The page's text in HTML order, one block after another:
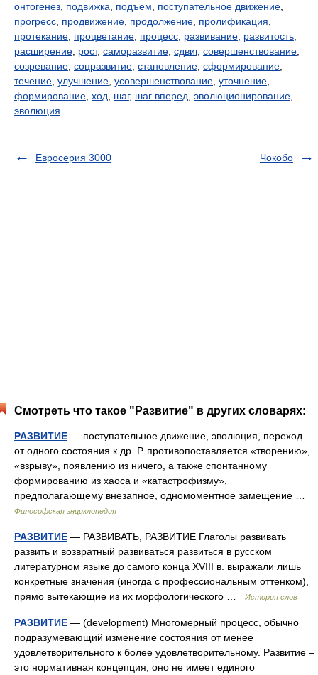
онтогенез подвижка подъем поступательное движение
прогресс продвижение продолжение пролификация
протекание процветание процесс развивание развитость
расширение рост, саморазвитие сдвиг, совершенствование
созревание соцразвитие становление сформирование
течение улучшение усовершенствование уточнение
формирование ход шаг, шаг вперед эволюционирование
эволюция
Евросерия 3000 Чокобо
Смотреть что такое "Развитие" в других словарях:
РАЗВИТИЕ — поступательное движение, эволюция, переход
от одного состояния к др. Р. противопоставляется «творению»,
«взрыву», появлению из ничего, а также спонтанному
формированию из хаоса и «катастрофизму»,
предполагающему внезапное, одномоментное замещение …
Философская энциклопедия
РАЗВИТИЕ — РАЗВИВАТЬ, РАЗВИТИЕ Глаголы развивать
развить и возвратный развиваться развиться в русском
литературном языке до самого конца XVIII в. выражали лишь
конкретные значения (иногда с профессиональным оттенком),
прямо вытекающие из их морфологического …
История слов
РАЗВИТИЕ — (development) Многомерный процесс, обычно
подразумевающий изменение состояния от менее
удовлетворительного к более удовлетворительному. Развитие –
это нормативная концепция, оно не имеет единого